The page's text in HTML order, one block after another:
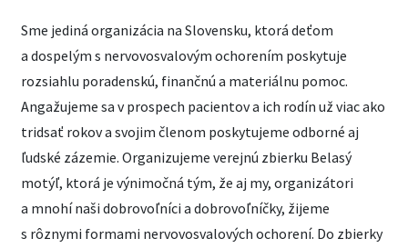
Sme jediná organizácia na Slovensku, ktorá deťom
a dospelým s nervovosvalovým ochorením poskytuje
rozsiahlu poradenskú, finančnú a materiálnu pomoc.
Angažujeme sa v prospech pacientov a ich rodín už viac ako
tridsať rokov a svojim členom poskytujeme odborné aj
ľudské zázemie. Organizujeme verejnú zbierku Belasý
motýľ, ktorá je výnimočná tým, že aj my, organizátori
a mnohí naši dobrovoľníci a dobrovoľníčky, žijeme
s rôznymi formami nervovosvalových ochorení. Do zbierky